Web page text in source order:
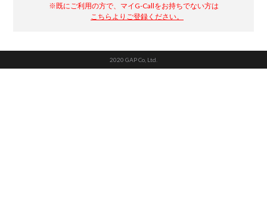
※既にご利用の方で、マイG-Callをお持ちでない方は
こちらよりご登録ください。
2020 GAP Co, Ltd.